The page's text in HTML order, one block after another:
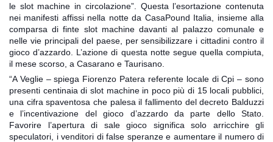
le slot machine in circolazione”. Questa l’esortazione contenuta
nei manifesti affissi nella notte da CasaPound Italia, insieme alla
comparsa di finte slot machine davanti al palazzo comunale e
nelle vie principali del paese, per sensibilizzare i cittadini contro il
gioco d’azzardo. L’azione di questa notte segue quella compiuta,
il mese scorso, a Casarano e Taurisano.
“A Veglie – spiega Fiorenzo Patera referente locale di Cpi – sono
presenti centinaia di slot machine in poco più di 15 locali pubblici,
una cifra spaventosa che palesa il fallimento del decreto Balduzzi
e l’incentivazione del gioco d’azzardo da parte dello Stato.
Favorire l’apertura di sale gioco significa solo arricchire gli
speculatori, i venditori di false speranze e aumentare il numero di